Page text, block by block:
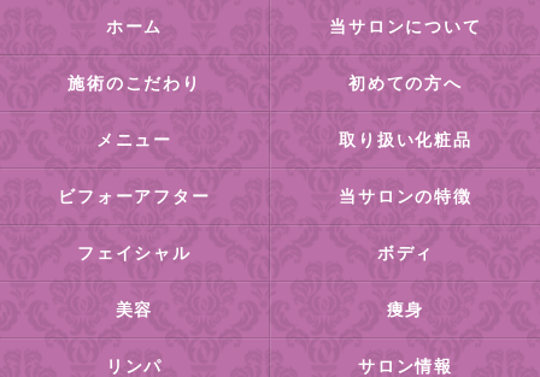
ホーム 当サロンについて
施術のこだわり 初めての方へ
メニュー 取り扱い化粧品
ビフォーアフター 当サロンの特徴
フェイシャル ボディ
美容 痩身
リンパ サロン情報